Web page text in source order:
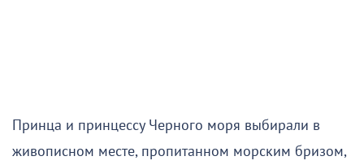
Принца и принцессу Черного моря выбирали в
живописном месте, пропитанном морским бризом,